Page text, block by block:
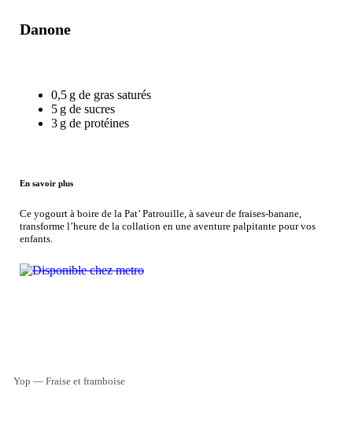
Danone
0,5 g de gras saturés
5 g de sucres
3 g de protéines
En savoir plus
Ce yogourt à boire de la Pat’ Patrouille, à saveur de fraises-banane,
transforme l’heure de la collation en une aventure palpitante pour vos
enfants.
Yop — Fraise et framboise